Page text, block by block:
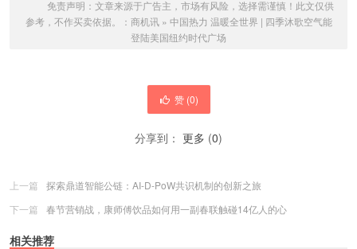
免责声明：文章来源于广告主，市场有风险，选择需谨慎！此文仅供
参考，不作买卖依据。： 商机讯» 中国热力 温暖全世界 | 四季沐歌空气能
登陆美国纽约时代广场
赞 (0)
分享到： 更多 (0)
上一篇
探索鼎道智能公链：AI-D-PoW共识机制的创新之旅
下一篇
春节营销战，康师傅饮品如何用一副春联触碰14亿人的心
相关推荐